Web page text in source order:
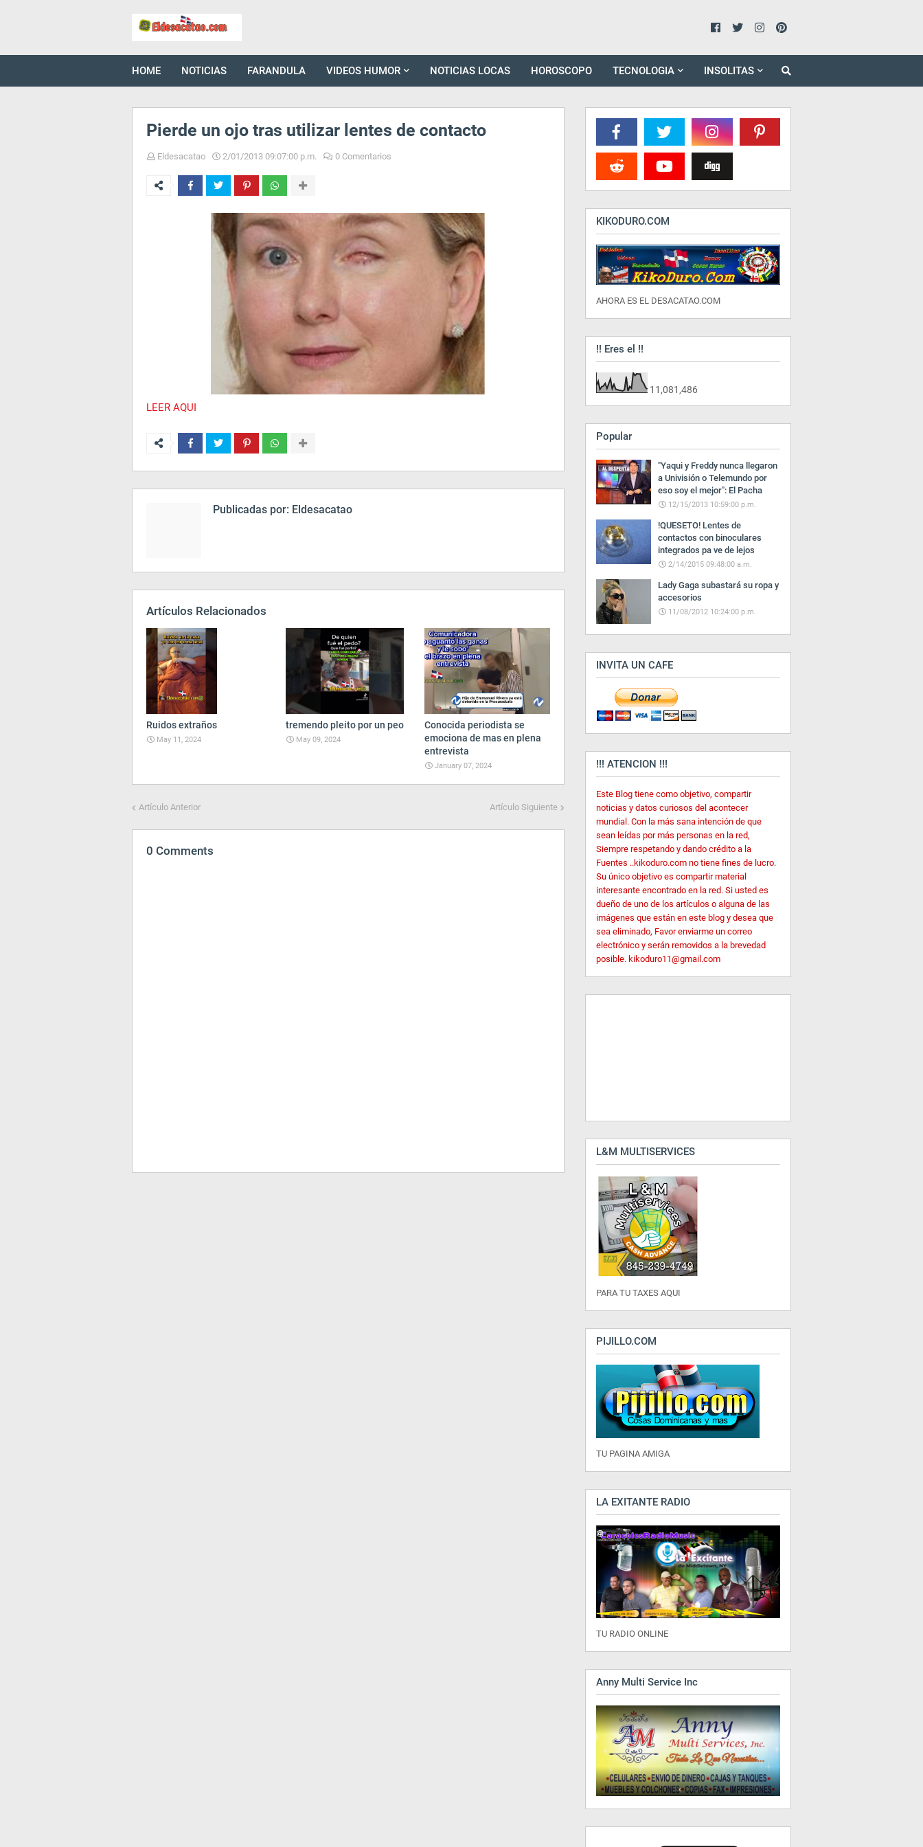
HOME NOTICIAS FARANDULA VIDEOS HUMOR NOTICIAS LOCAS HOROSCOPO TECNOLOGIA INSOLITAS
Pierde un ojo tras utilizar lentes de contacto
Eldesacatao 2/01/2013 09:07:00 p.m. 0 Comentarios
LEER AQUI
Publicadas por: Eldesacatao
Artículos Relacionados
Ruidos extraños
May 11, 2024
tremendo pleito por un peo
May 09, 2024
Conocida periodista se
emociona de mas en plena
entrevista
January 07, 2024
Artículo Anterior Artículo Siguiente
0 Comments
KIKODURO.COM
AHORA ES EL DESACATAO.COM
!! Eres el !!
11,081,486
Popular
"Yaqui y Freddy nunca llegaron
a Univisión o Telemundo por
eso soy el mejor": El Pacha
12/15/2013 10:59:00 p.m.
!QUESETO! Lentes de
contactos con binoculares
integrados pa ve de lejos
2/14/2015 09:48:00 a.m.
Lady Gaga subastará su ropa y
accesorios
11/08/2012 10:24:00 p.m.
INVITA UN CAFE
!!! ATENCION !!!
Este Blog tiene como objetivo, compartir
noticias y datos curiosos del acontecer
mundial. Con la más sana intención de que
sean leídas por más personas en la red,
Siempre respetando y dando crédito a la
Fuentes ..kikoduro.com no tiene fines de lucro.
Su único objetivo es compartir material
interesante encontrado en la red. Si usted es
dueño de uno de los artículos o alguna de las
imágenes que están en este blog y desea que
sea eliminado, Favor enviarme un correo
electrónico y serán removidos a la brevedad
posible. kikoduro11@gmail.com
L&M MULTISERVICES
PARA TU TAXES AQUI
PIJILLO.COM
TU PAGINA AMIGA
LA EXITANTE RADIO
TU RADIO ONLINE
Anny Multi Service Inc